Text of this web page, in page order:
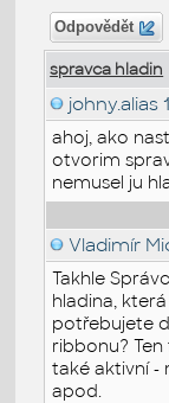
Odpovědět
spravca hladin
johny.alias
ahoj, ako
otvorim
nemusel ju
Vladimír
Takhle
hladina,
potřebujete
ribbonu?
také aktivní -
apod.